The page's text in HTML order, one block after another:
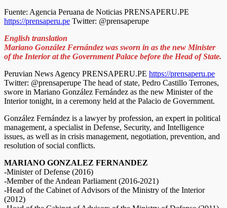
Fuente: Agencia Peruana de Noticias PRENSAPERU.PE
https://prensaperu.pe Twitter: @prensaperupe
English translation
Mariano González Fernández was sworn in as the new Minister
of the Interior at the Government Palace before the Head of State.
Peruvian News Agency PRENSAPERU.PE https://prensaperu.pe
Twitter: @prensaperupe The head of state, Pedro Castillo Terrones,
swore in Mariano González Fernández as the new Minister of the
Interior tonight, in a ceremony held at the Palacio de Government.
González Fernández is a lawyer by profession, an expert in political
management, a specialist in Defense, Security, and Intelligence
issues, as well as in crisis management, negotiation, prevention, and
resolution of social conflicts.
MARIANO GONZALEZ FERNANDEZ
-Minister of Defense (2016)
-Member of the Andean Parliament (2016-2021)
-Head of the Cabinet of Advisors of the Ministry of the Interior
(2012)